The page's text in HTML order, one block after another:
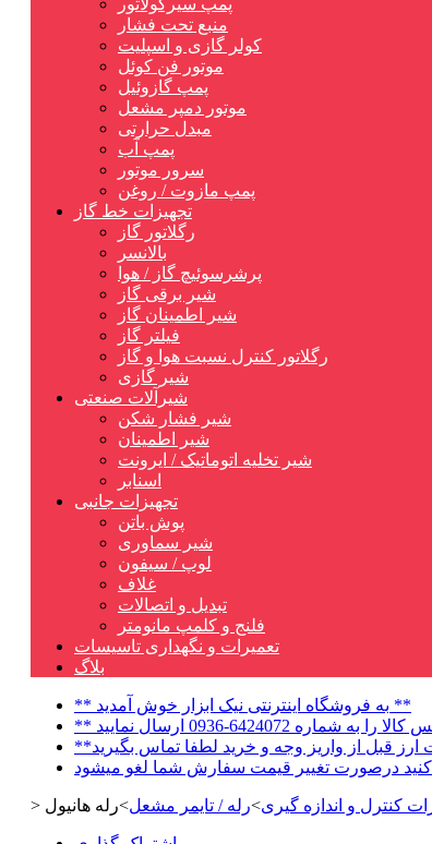
منبع تحت فشار
کولر گازی و اسپلیت
موتور فن کوئل
پمپ گازوئیل
موتور دمپر مشعل
مبدل حرارتی
پمپ آب
سرور موتور
پمپ مازوت / روغن
تجهیزات خط گاز
رگلاتور گاز
بالانسر
پرشرسوئیچ گاز / هوا
شیر برقی گاز
شیر اطمینان گاز
فیلتر گاز
رگلاتور کنترل نسبت هوا و گاز
شیر گازی
شیرآلات صنعتی
شیر فشار شکن
شیر اطمینان
شیر تخلیه اتوماتیک / ایرونت
اسنابر
تجهیزات جانبی
پوش باتن
شیر سماوری
لوپ / سیفون
غلاف
تبدیل و اتصالات
فلنج و کلمپ مانومتر
تعمیرات و نگهداری تاسیسات
بلاگ
** به فروشگاه اینترنتی نیک ابزار خوش آمدید **
> کنترل و اندازه گیری>رله / تایمر مشعل>